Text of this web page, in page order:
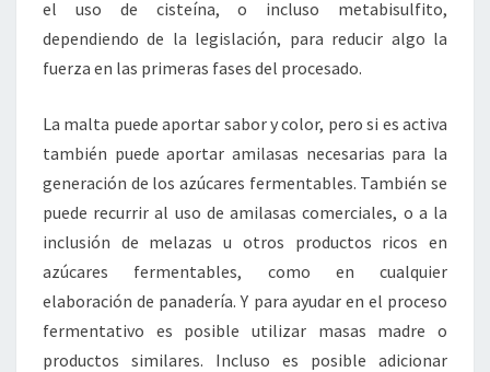
el uso de cisteína, o incluso metabisulfito,
dependiendo de la legislación, para reducir algo la
fuerza en las primeras fases del procesado.
La malta puede aportar sabor y color, pero si es activa
también puede aportar amilasas necesarias para la
generación de los azúcares fermentables. También se
puede recurrir al uso de amilasas comerciales, o a la
inclusión de melazas u otros productos ricos en
azúcares fermentables, como en cualquier
elaboración de panadería. Y para ayudar en el proceso
fermentativo es posible utilizar masas madre o
productos similares. Incluso es posible adicionar